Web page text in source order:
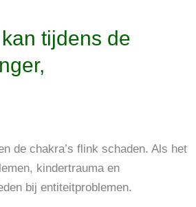
tijdens de
de chakra’s flink schaden. Als het
kindertrauma en
bij entiteitproblemen.